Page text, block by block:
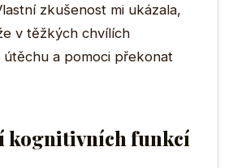
zkušenost mi ukázala,
v těžkých chvílích
a pomoci překonat
kognitivních funkcí